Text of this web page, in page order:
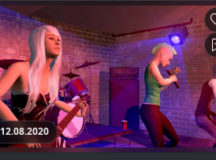
12.08.2020